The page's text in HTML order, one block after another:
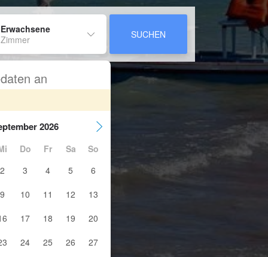
SUCHEN
an
2026
Do Fr Sa
So
2
3 4 5
6
9
10 11 12
13
17 18 19
20
24 25 26 27